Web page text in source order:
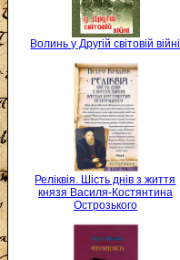
Волинь у Другій світовій війні
Реліквія. Шість днів з життя
князя Василя-Костянтина
Острозького